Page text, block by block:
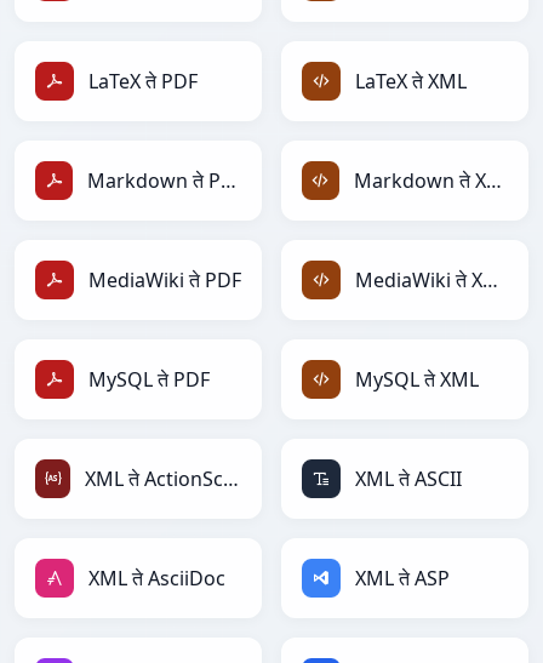
LaTeX ते PDF LaTeX ते XML
Markdown ते PDF Markdown ते XML
MediaWiki ते PDF MediaWiki ते XML
MySQL ते PDF MySQL ते XML
XML ते ActionScript XML ते ASCII
XML ते AsciiDoc XML ते ASP